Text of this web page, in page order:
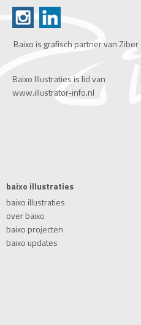
Baixo is grafisch partner van Ziber
Baixo Illustratiesis lid van
www.illustrator-info.nl
baixo illustraties
baixo illustraties
over baixo
baixo projecten
baixo updates